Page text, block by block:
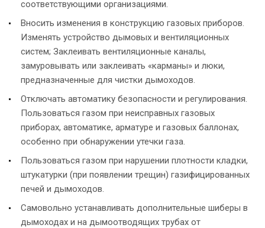
соответствующими организациями.
Вносить изменения в конструкцию газовых приборов.
Изменять устройство дымовых и вентиляционных
систем; Заклеивать вентиляционные каналы,
замуровывать или заклеивать «карманы» и люки,
предназначенные для чистки дымоходов.
Отключать автоматику безопасности и регулирования.
Пользоваться газом при неисправных газовых
приборах, автоматике, арматуре и газовых баллонах,
особенно при обнаружении утечки газа.
Пользоваться газом при нарушении плотности кладки,
штукатурки (при появлении трещин) газифицированных
печей и дымоходов.
Самовольно устанавливать дополнительные шиберы в
дымоходах и на дымоотводящих трубах от